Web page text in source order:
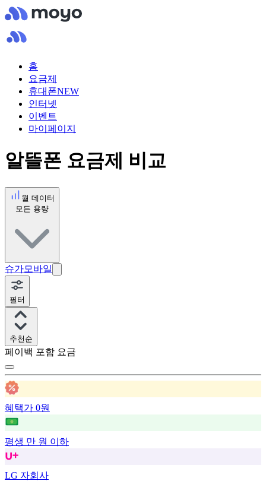
홈
요금제
휴대폰NEW
인터넷
이벤트
마이페이지
알뜰폰 요금제 비교
월 데이터
모든 용량
슈가모바일
필터
추천순
페이백 포함 요금
혜택가 0원
평생 만 원 이하
LG 자회사